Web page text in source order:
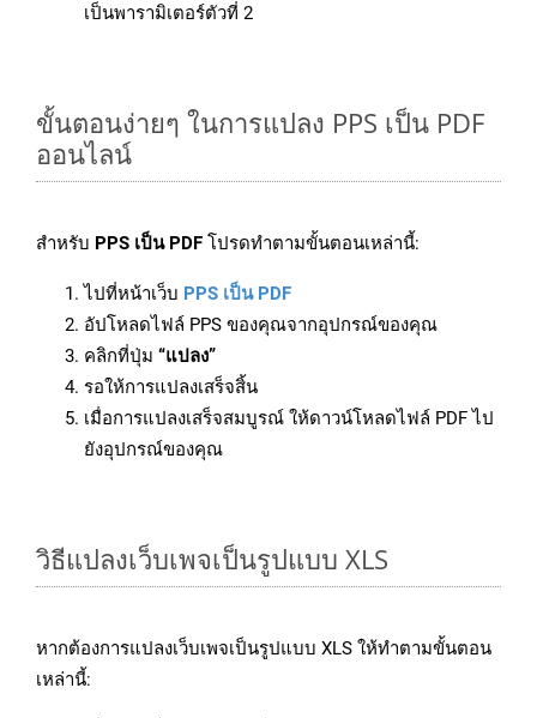
เป็นพารามิเตอร์ตัวที่ 2
ขั้นตอนง่ายๆ ในการแปลง PPS เป็น PDF
ออนไลน์
สำหรับ PPS เป็น PDF โปรดทำตามขั้นตอนเหล่านี้:
ไปที่หน้าเว็บ PPS เป็น PDF
อัปโหลดไฟล์ PPS ของคุณจากอุปกรณ์ของคุณ
คลิกที่ปุ่ม “แปลง”
รอให้การแปลงเสร็จสิ้น
เมื่อการแปลงเสร็จสมบูรณ์ ให้ดาวน์โหลดไฟล์ PDF ไป
ยังอุปกรณ์ของคุณ
วิธีแปลงเว็บเพจเป็นรูปแบบ XLS
หากต้องการแปลงเว็บเพจเป็นรูปแบบ XLS ให้ทำตามขั้นตอน
เหล่านี้: